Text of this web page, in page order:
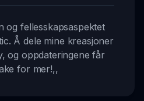
og fellesskapsaspektet
Å dele mine kreasjoner
og oppdateringene får
for mer!,,